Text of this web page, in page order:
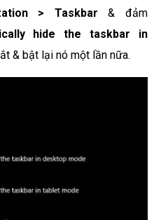
> Taskbar& đảm
hide the taskbar in
& bật lại nó một lần nữa.